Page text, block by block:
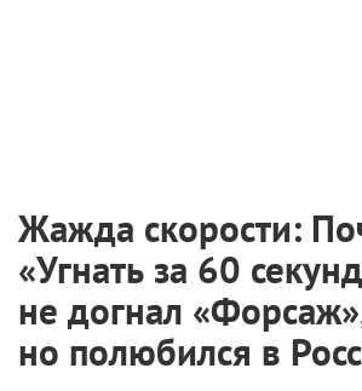
Жажда скорости:
«Угнать за 60
не догнал
но полюбился в